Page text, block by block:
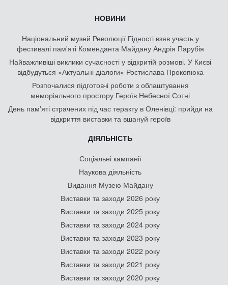
НОВИНИ
Національний музей Революції Гідності взяв участь у
фестивалі пам'яті Коменданта Майдану Андрія Парубія
Найважливіші виклики сучасності у відкритій розмові. У Києві
відбудуться «Актуальні діалоги» Ростислава Прокопюка
Розпочалися підготовчі роботи з облаштування
меморіального простору Героїв Небесної Сотні
День памʼяті страчених під час теракту в Оленівці: прийди на
відкриття виставки та вшануй героїв
ДІЯЛЬНІСТЬ
Соціальні кампанії
Наукова діяльність
Видання Музею Майдану
Виставки та заходи 2026 року
Виставки та заходи 2025 року
Виставки та заходи 2024 року
Виставки та заходи 2023 року
Виставки та заходи 2022 року
Виставки та заходи 2021 року
Виставки та заходи 2020 року